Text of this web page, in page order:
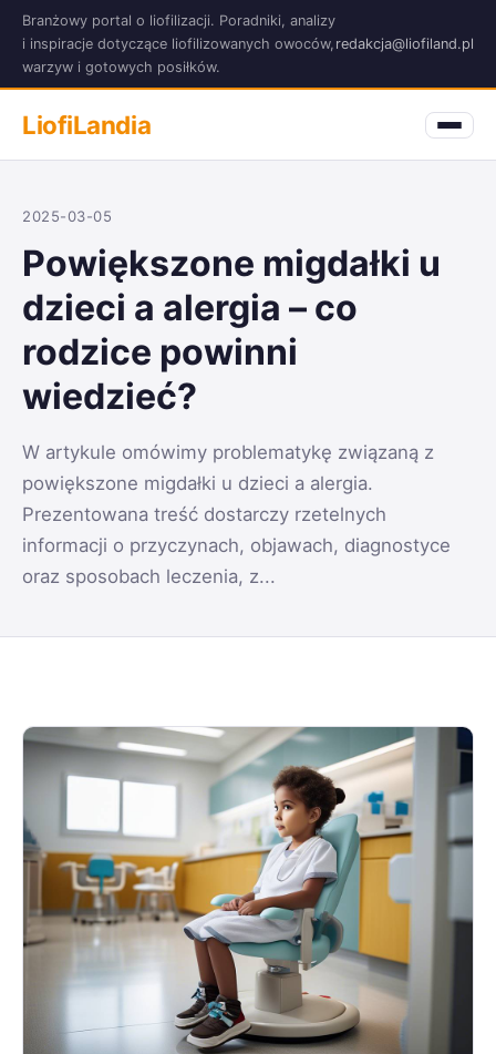
Branżowy portal o liofilizacji. Poradniki, analizy
i inspiracje dotyczące liofilizowanych owoców,
warzyw i gotowych posiłków.
redakcja@liofiland.pl
LiofiLandia
2025-03-05
Powiększone migdałki u
dzieci a alergia – co
rodzice powinni
wiedzieć?
W artykule omówimy problematykę związaną z
powiększone migdałki u dzieci a alergia.
Prezentowana treść dostarczy rzetelnych
informacji o przyczynach, objawach, diagnostyce
oraz sposobach leczenia, z...